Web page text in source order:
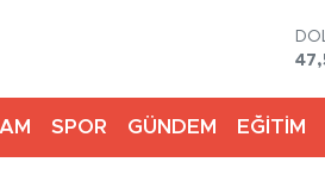
SPOR GÜNDEM EĞİTİM